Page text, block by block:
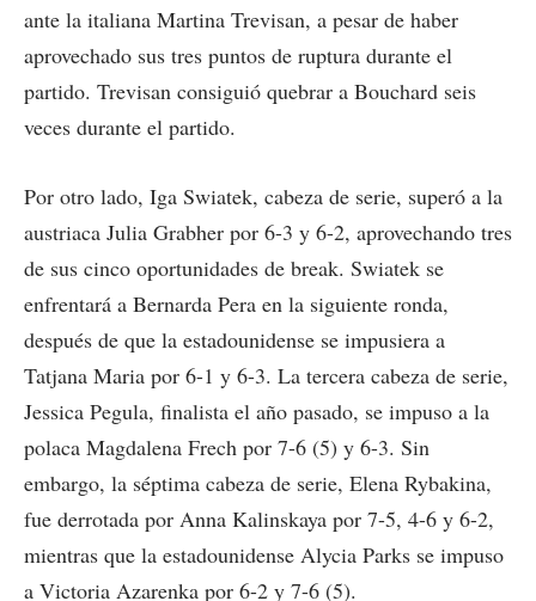
ante la italiana Martina Trevisan, a pesar de haber
aprovechado sus tres puntos de ruptura durante el
partido. Trevisan consiguió quebrar a Bouchard seis
veces durante el partido.
Por otro lado, Iga Swiatek, cabeza de serie, superó a la
austriaca Julia Grabher por 6-3 y 6-2, aprovechando tres
de sus cinco oportunidades de break. Swiatek se
enfrentará a Bernarda Pera en la siguiente ronda,
después de que la estadounidense se impusiera a
Tatjana Maria por 6-1 y 6-3. La tercera cabeza de serie,
Jessica Pegula, finalista el año pasado, se impuso a la
polaca Magdalena Frech por 7-6 (5) y 6-3. Sin
embargo, la séptima cabeza de serie, Elena Rybakina,
fue derrotada por Anna Kalinskaya por 7-5, 4-6 y 6-2,
mientras que la estadounidense Alycia Parks se impuso
a Victoria Azarenka por 6-2 y 7-6 (5).